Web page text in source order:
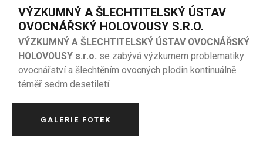
VÝZKUMNÝ A ŠLECHTITELSKÝ ÚSTAV
OVOCNÁŘSKÝ HOLOVOUSY S.R.O.
VÝZKUMNÝ A ŠLECHTITELSKÝ ÚSTAV OVOCNÁŘSKÝ
HOLOVOUSY s.r.o. se zabývá výzkumem problematiky
ovocnářství a šlechtěním ovocných plodin kontinuálně
téměř sedm desetiletí.
GALERIE FOTEK